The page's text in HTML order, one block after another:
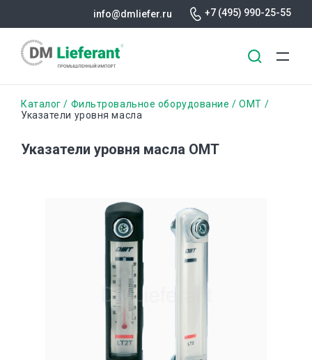
содержанию
info@dmliefer.ru +7 (495) 990-25-55
Строка
Каталог Фильтровальное оборудование
OMT
Указатели уровня масла
Указатели уровня масла OMT